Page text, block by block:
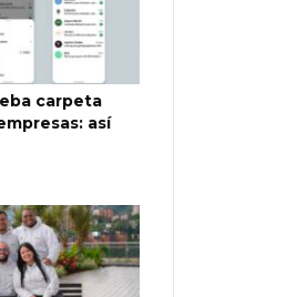
carpeta
así